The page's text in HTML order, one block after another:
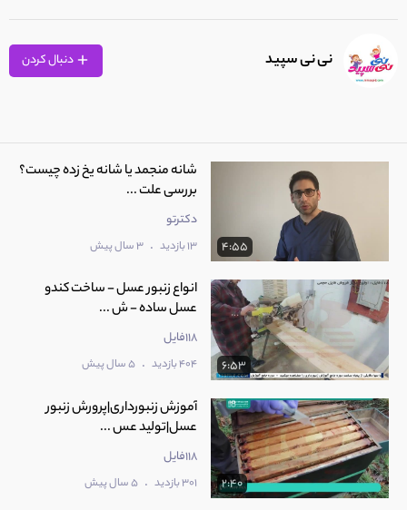
نی نی سپید
4:55
شانه منجمد یا شانه یخ زده چیست؟
بررسی علت ...
دکترتو
13 بازدید . 3 سال پیش
6:53
انواع زنبور عسل - ساخت کندو
عسل ساده - ش ...
118فایل
404 بازدید . 5 سال پیش
2:40
آموزش زنبورداری|پرورش زنبور
عسل|تولید عس ...
118فایل
301 بازدید . 5 سال پیش